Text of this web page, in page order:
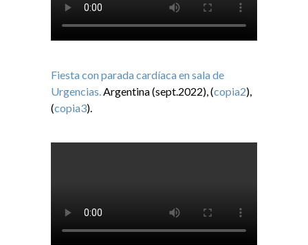
Fiesta con parada cardíaca en sala de
Urgencias.Argentina (sept.2022), (copia2),
(copia3).